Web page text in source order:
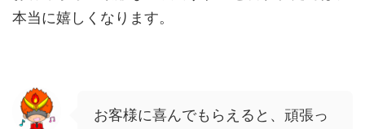
本当に嬉しくなります。
お客様に喜んでもらえると、頑張っ